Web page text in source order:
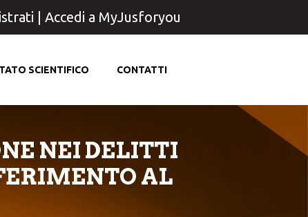
Accedi a MyJusforyou
SCIENTIFICO CONTATTI
NEI DELITTI
AL